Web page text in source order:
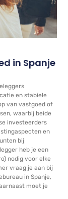
in Spanje
en stabiele
van vastgoed of
waarbij beide
investeerders
en
bij
heb je een
nodig voor elke
vraag je aan bij
in Spanje,
moet je